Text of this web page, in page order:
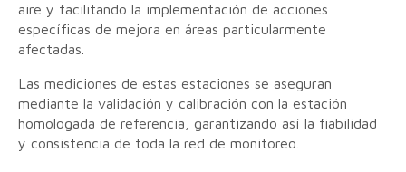
aire y facilitando la implementación de acciones
específicas de mejora en áreas particularmente
afectadas.
Las mediciones de estas estaciones se aseguran
mediante la validación y calibración con la estación
homologada de referencia, garantizando así la fiabilidad
y consistencia de toda la red de monitoreo.